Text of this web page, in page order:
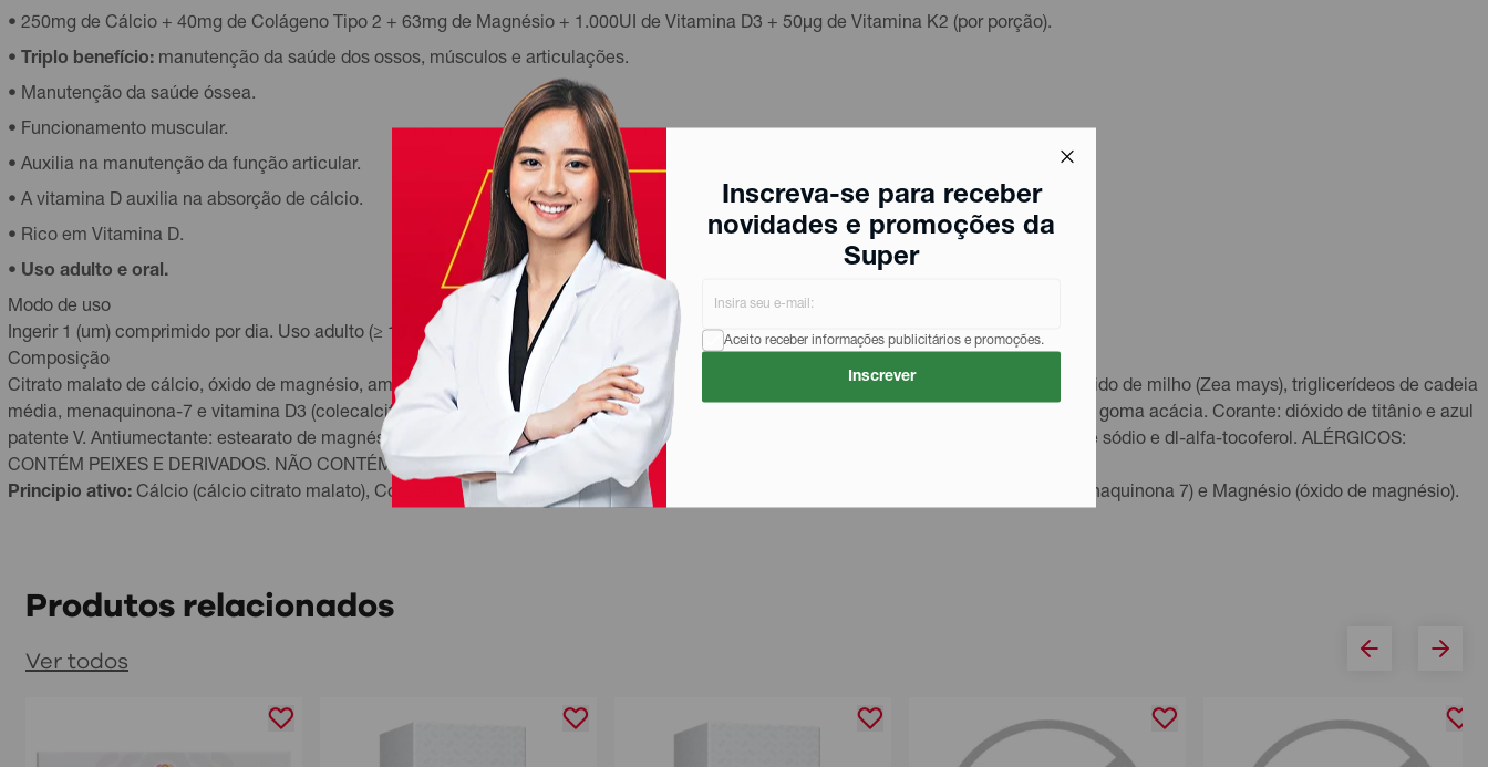
Inscreva-se para receber
novidades e promoções da
Super
Aceito receber informações publicitários e promoções.
Inscrever
• 250mg de Cálcio + 40mg de Colágeno Tipo 2 + 63mg de Magnésio + 1.000UI de Vitamina D3 + 50μg de Vitamina K2 (por porção).
• Triplo benefício: manutenção da saúde dos ossos, músculos e articulações.
• Manutenção da saúde óssea.
• Funcionamento muscular.
• Auxilia na manutenção da função articular.
• A vitamina D auxilia na absorção de cálcio.
• Rico em Vitamina D.
• Uso adulto e oral.
Modo de uso
Ingerir 1 (um) comprimido por dia. Uso adulto (≥ 19 anos). Uso oral.
Composição
Citrato malato de cálcio, óxido de magnésio, amido modificado, colágeno de frango com colágeno tipo II não desnaturado, sacarose, amido de milho (Zea mays), triglicerídeos de cadeia
média, menaquinona-7 e vitamina D3 (colecalciferol). Agente de massa: celulose microcristalina. Glaceante: hidroxipropilmetilcelulose e goma acácia. Corante: dióxido de titânio e azul
patente V. Antiumectante: estearato de magnésio, dióxido de silício e fosfato tricálcico. Umectante: triacetina. Antioxidante: ascorbato de sódio e dl-alfa-tocoferol. ALÉRGICOS:
CONTÉM PEIXES E DERIVADOS. NÃO CONTÉM GLÚTEN.
Principio ativo: Cálcio (cálcio citrato malato), Colágeno Tipo 2 (colágeno tipo ii não desnaturado), Vitaminas D3 (colecalciferol) e K2 (menaquinona 7) e Magnésio (óxido de magnésio).
Produtos relacionados
Ver todos